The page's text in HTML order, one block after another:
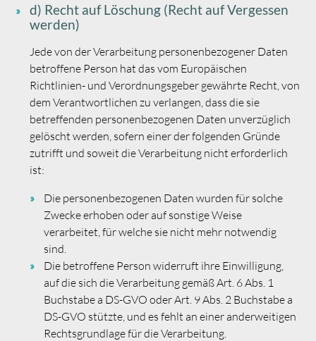
d) Recht auf Löschung (Recht auf Vergessen
werden)
Jede von der Verarbeitung personenbezogener Daten
betroffene Person hat das vom Europäischen
Richtlinien- und Verordnungsgeber gewährte Recht, von
dem Verantwortlichen zu verlangen, dass die sie
betreffenden personenbezogenen Daten unverzüglich
gelöscht werden, sofern einer der folgenden Gründe
zutrifft und soweit die Verarbeitung nicht erforderlich
ist:
Die personenbezogenen Daten wurden für solche
Zwecke erhoben oder auf sonstige Weise
verarbeitet, für welche sie nicht mehr notwendig
sind.
Die betroffene Person widerruft ihre Einwilligung,
auf die sich die Verarbeitung gemäß Art. 6 Abs. 1
Buchstabe a DS-GVO oder Art. 9 Abs. 2 Buchstabe a
DS-GVO stützte, und es fehlt an einer anderweitigen
Rechtsgrundlage für die Verarbeitung.